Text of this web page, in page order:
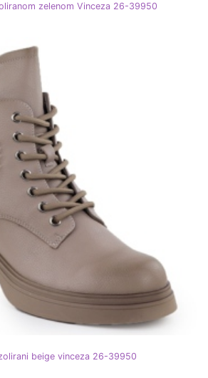
zelenom Vinceza 26-39950
beige vinceza 26-39950